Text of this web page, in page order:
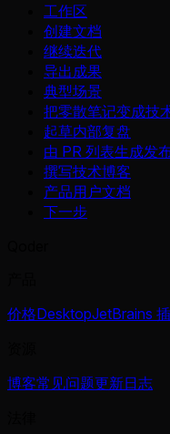
工作区
创建文档
继续迭代
导出成果
典型场景
把零散笔记变成技
起草内部复盘
由 PR 列表生成发
撰写技术博客
产品用户文档
下一步
价格DesktopJetBrains
博客常见问题更新日志